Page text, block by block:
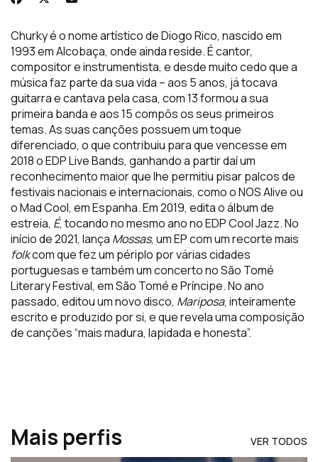
Churky é o nome artístico de Diogo Rico, nascido em
1993 em Alcobaça, onde ainda reside. É cantor,
compositor e instrumentista, e desde muito cedo que a
música faz parte da sua vida – aos 5 anos, já tocava
guitarra e cantava pela casa, com 13 formou a sua
primeira banda e aos 15 compôs os seus primeiros
temas. As suas canções possuem um toque
diferenciado, o que contribuiu para que vencesse em
2018 o EDP Live Bands, ganhando a partir daí um
reconhecimento maior que lhe permitiu pisar palcos de
festivais nacionais e internacionais, como o NOS Alive ou
o Mad Cool, em Espanha. Em 2019, edita o álbum de
estreia, É, tocando no mesmo ano no EDP Cool Jazz. No
início de 2021, lança Mossas, um EP com um recorte mais
folkcom que fez um périplo por várias cidades
portuguesas e também um concerto no São Tomé
Literary Festival, em São Tomé e Príncipe. No ano
passado, editou um novo disco, Mariposa, inteiramente
escrito e produzido por si, e que revela uma composição
de canções “mais madura, lapidada e honesta”.
Mais perfis VER TODOS